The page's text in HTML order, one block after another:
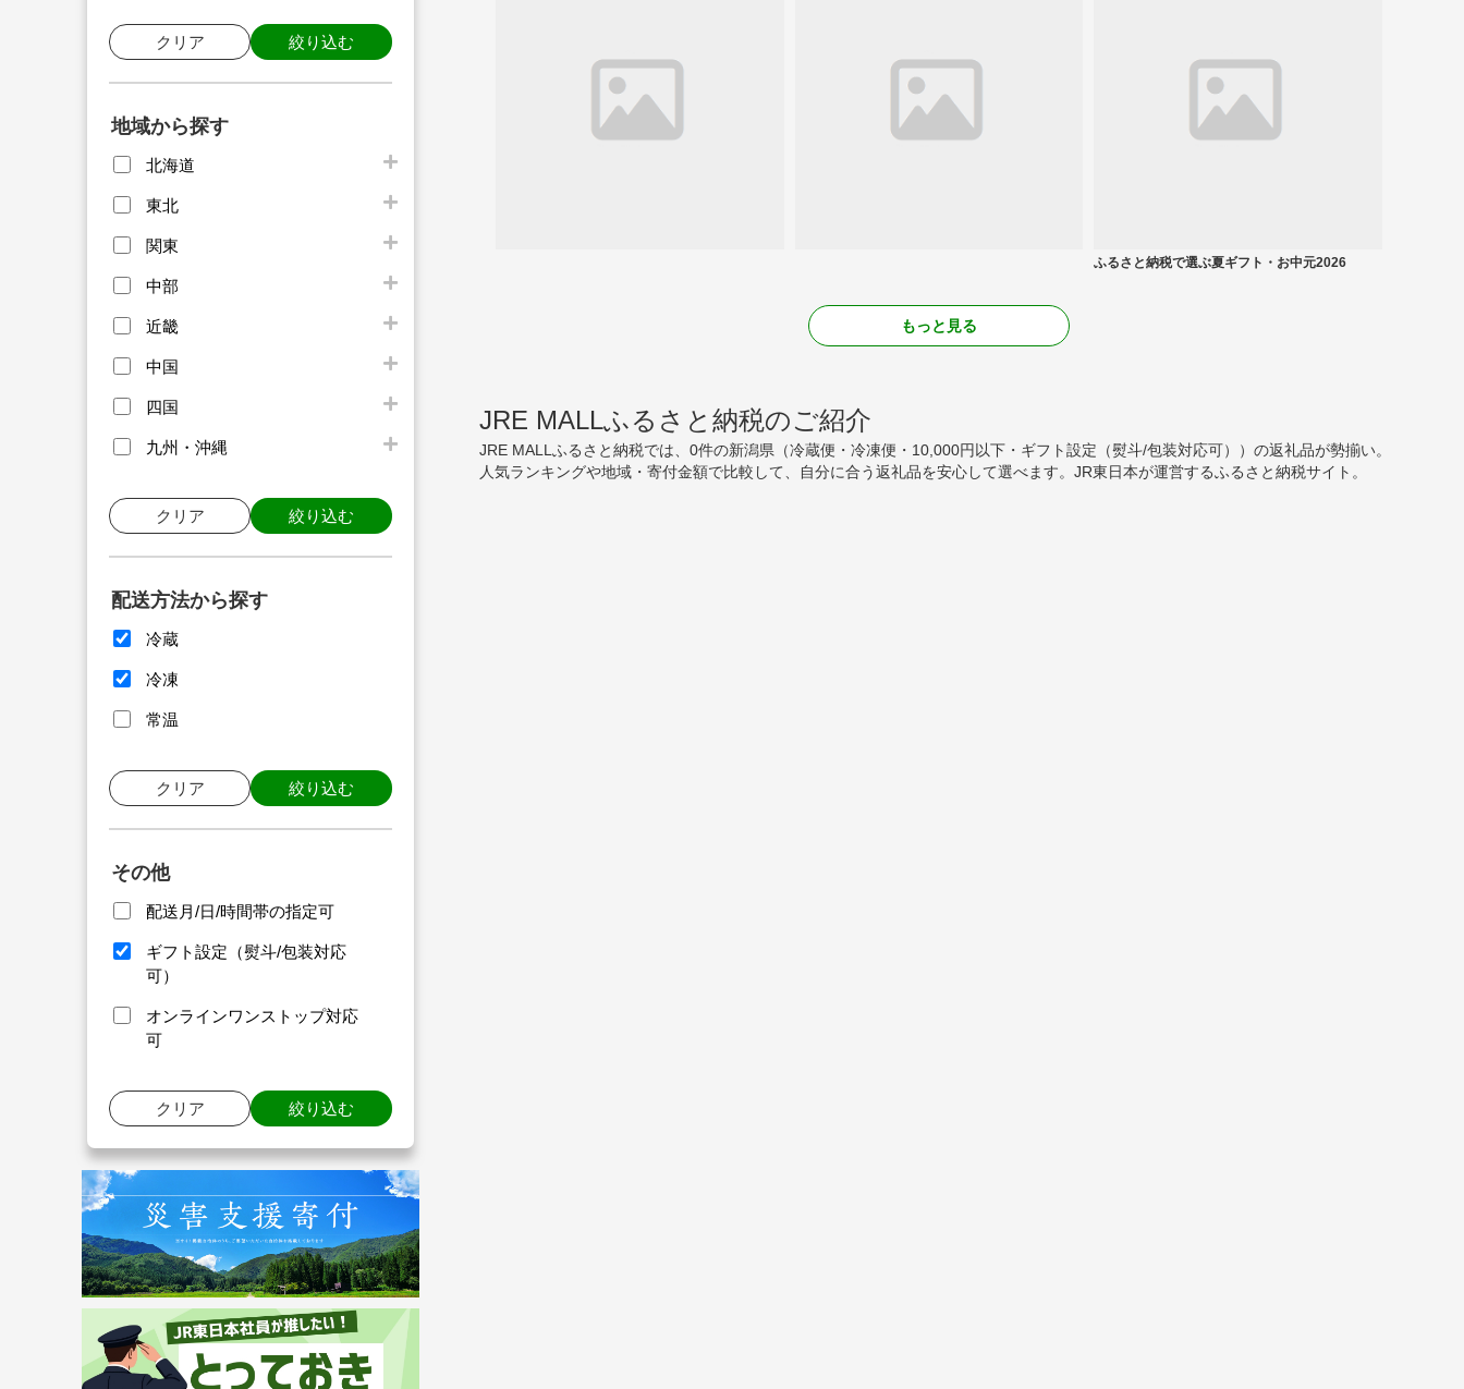
クリア 絞り込む
地域から探す
北海道
東北
関東
中部
近畿
中国
四国
九州・沖縄
クリア 絞り込む
配送方法から探す
冷蔵
冷凍
常温
クリア 絞り込む
その他
配送月/日/時間帯の指定可
ギフト設定（熨斗/包装対応
可）
オンラインワンストップ対応
可
クリア 絞り込む
ふるさと納税で選ぶ夏ギフト・お中元2026
もっと見る
JRE MALLふるさと納税のご紹介
JRE MALLふるさと納税では、0件の新潟県（冷蔵便・冷凍便・10,000円以下・ギフト設定（熨斗/包装対応可））の返礼品が勢揃い。
人気ランキングや地域・寄付金額で比較して、自分に合う返礼品を安心して選べます。JR東日本が運営するふるさと納税サイト。